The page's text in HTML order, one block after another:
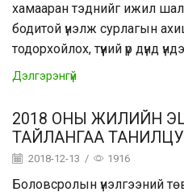
хамааран тэднийг ижил
бодитой үнэлж сурлагын
тодорхойлох, түүний үр дүнд
Дэлгэрэнгүй
2018 ОНЫ ЖИЛИЙН
ТАЙЛАНГАА
2018-12-13 / 1916
Боловсролын үнэлгээний